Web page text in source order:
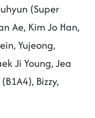
(Super
Ae, Kim Jo Han,
Yujeong,
Ji Young, Jea
Bizzy,